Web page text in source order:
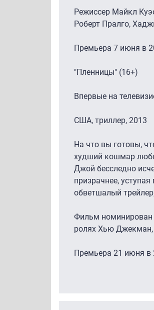
Режиссер Майкл
Роберт Пралго,
Премьера 7 июня в
"Пленницы" (16+)
Впервые на
США, триллер, 2013
На что вы готовы,
худший кошмар
Джой бесследно
призрачнее,
обветшалый
Фильм номинирован
ролях Хью
Премьера 21 июня в